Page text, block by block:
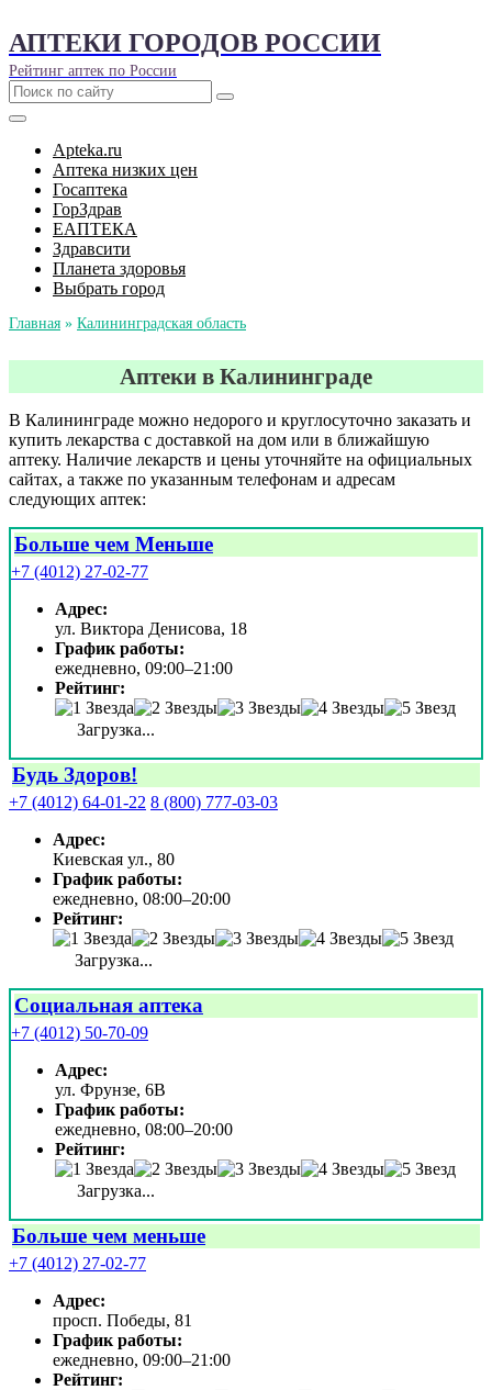
АПТЕКИ ГОРОДОВ РОССИИ
Рейтинг аптек по России
Apteka.ru
Аптека низких цен
Госаптека
ГорЗдрав
ЕАПТЕКА
Здравсити
Планета здоровья
Выбрать город
Главная » Калининградская область
Аптеки в Калининграде
В Калининграде можно недорого и круглосуточно заказать и
купить лекарства с доставкой на дом или в ближайшую
аптеку. Наличие лекарств и цены уточняйте на официальных
сайтах, а также по указанным телефонам и адресам
следующих аптек:
Больше чем Меньше
+7 (4012) 27-02-77
Адрес:
ул. Виктора Денисова, 18
График работы:
ежедневно, 09:00–21:00
Рейтинг:
Загрузка...
Будь Здоров!
+7 (4012) 64-01-22 8 (800) 777-03-03
Адрес:
Киевская ул., 80
График работы:
ежедневно, 08:00–20:00
Рейтинг:
Загрузка...
Социальная аптека
+7 (4012) 50-70-09
Адрес:
ул. Фрунзе, 6В
График работы:
ежедневно, 08:00–20:00
Рейтинг:
Загрузка...
Больше чем меньше
+7 (4012) 27-02-77
Адрес:
просп. Победы, 81
График работы:
ежедневно, 09:00–21:00
Рейтинг: